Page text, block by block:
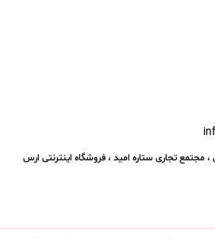
مجتمع تجاری ستاره امید ، فروشگاه اینترنتی ارس